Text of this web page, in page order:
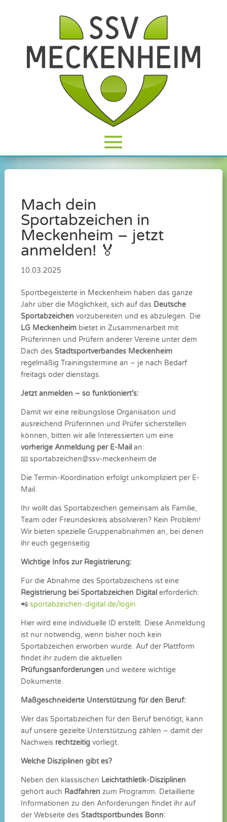
Mach dein
Sportabzeichen in
Meckenheim – jetzt
anmelden! 🏅
10.03.2025
Sportbegeisterte in Meckenheim haben das ganze
Jahr über die Möglichkeit, sich auf das Deutsche
Sportabzeichen vorzubereiten und es abzulegen. Die
LG Meckenheimbietet in Zusammenarbeit mit
Prüferinnen und Prüfern anderer Vereine unter dem
Dach des Stadtsportverbandes Meckenheim
regelmäßig Trainingstermine an – je nach Bedarf
freitags oder dienstags.
Jetzt anmelden – so funktioniert’s:
Damit wir eine reibungslose Organisation und
ausreichend Prüferinnen und Prüfer sicherstellen
können, bitten wir alle Interessierten um eine
vorherige Anmeldung per E-Mailan:
📧 sportabzeichen@ssv-meckenheim.de
Die Termin-Koordination erfolgt unkompliziert per E-
Mail.
Ihr wollt das Sportabzeichen gemeinsam als Familie,
Team oder Freundeskreis absolvieren? Kein Problem!
Wir bieten spezielle Gruppenabnahmen an, bei denen
ihr euch gegenseitig
Wichtige Infos zur Registrierung:
Für die Abnahme des Sportabzeichens ist eine
Registrierung bei Sportabzeichen Digitalerforderlich:
📲 sportabzeichen-digital.de/login
Hier wird eine individuelle ID erstellt. Diese Anmeldung
ist nur notwendig, wenn bisher noch kein
Sportabzeichen erworben wurde. Auf der Plattform
findet ihr zudem die aktuellen
Prüfungsanforderungen und weitere wichtige
Dokumente.
Maßgeschneiderte Unterstützung für den Beruf:
Wer das Sportabzeichen für den Beruf benötigt, kann
auf unsere gezielte Unterstützung zählen – damit der
Nachweis rechtzeitigvorliegt.
Welche Disziplinen gibt es?
Neben den klassischen Leichtathletik-Disziplinen
gehört auch Radfahren zum Programm. Detaillierte
Informationen zu den Anforderungen findet ihr auf
der Webseite des Stadtsportbundes Bonn: